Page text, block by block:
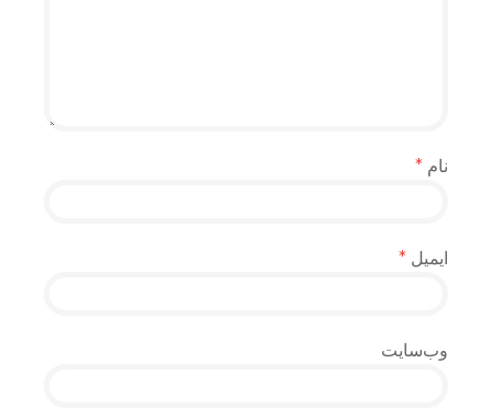
نام *
ایمیل *
وب‌سایت